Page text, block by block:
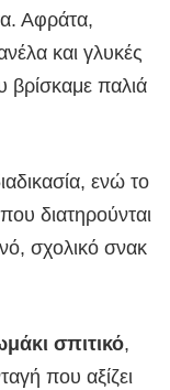
Αφράτα,
και γλυκές
βρίσκαμε παλιά
ενώ το
διατηρούνται
σχολικό σνακ
σπιτικό,
που αξίζει